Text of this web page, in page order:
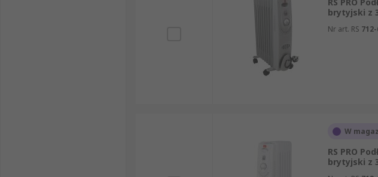
brytyjski z
Nr art. RS
W
RS PRO
brytyjski z